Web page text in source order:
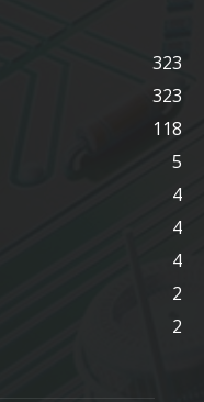
323
323
118
5
4
4
4
2
2